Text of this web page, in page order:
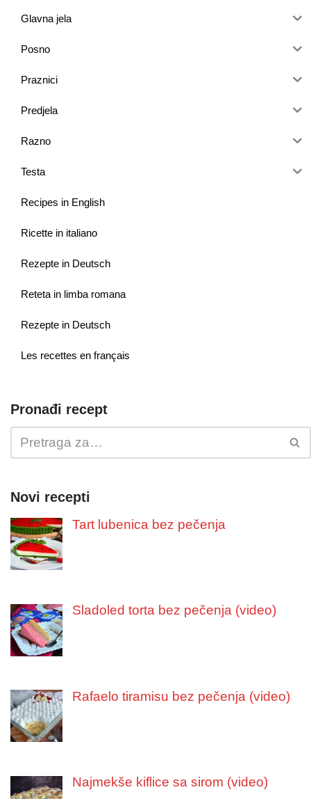
Glavna jela
Posno
Praznici
Predjela
Razno
Testa
Recipes in English
Ricette in italiano
Rezepte in Deutsch
Reteta in limba romana
Rezepte in Deutsch
Les recettes en français
Pronađi recept
Novi recepti
Tart lubenica bez pečenja
Sladoled torta bez pečenja (video)
Rafaelo tiramisu bez pečenja (video)
Najmekše kiflice sa sirom (video)